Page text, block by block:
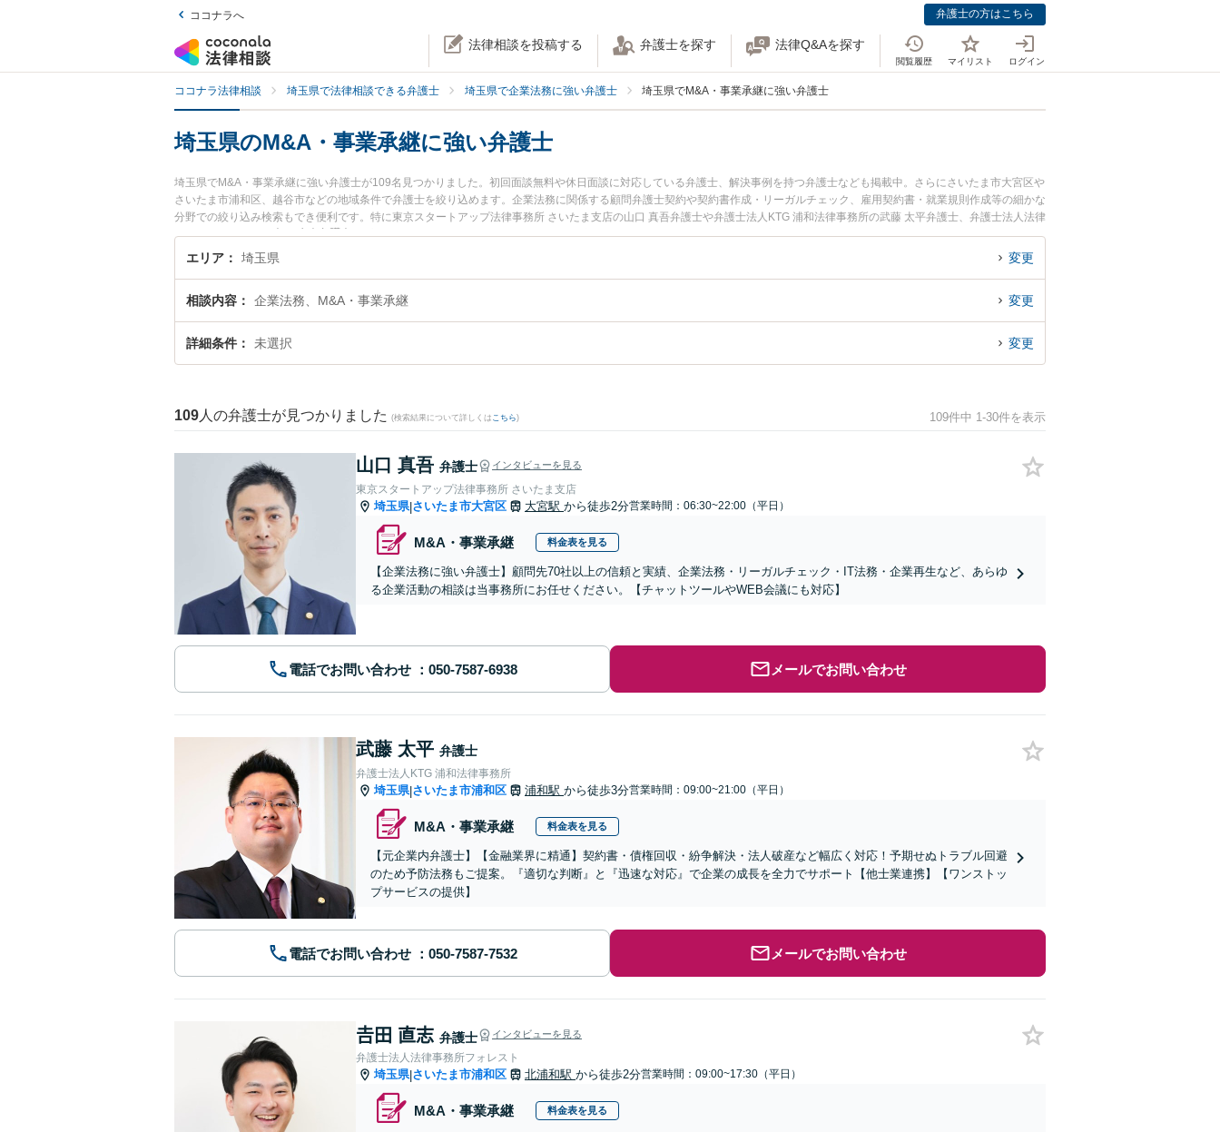
ココナラへ 弁護士の方はこちら
法律相談を投稿する 弁護士を探す 法律Q&Aを探す
閲覧履歴 マイリスト ログイン
ココナラ法律相談 埼玉県で法律相談できる弁護士 埼玉県で企業法務に強い弁護士 埼玉県でM&A・事業承継に強い弁護士
埼玉県のM&A・事業承継に強い弁護士
埼玉県でM&A・事業承継に強い弁護士が109名見つかりました。初回面談無料や休日面談に対応している弁護士、解決事例を持つ弁護士なども掲載中。さらにさいたま市大宮区や
さいたま市浦和区、越谷市などの地域条件で弁護士を絞り込めます。企業法務に関係する顧問弁護士契約や契約書作成・リーガルチェック、雇用契約書・就業規則作成等の細かな
分野での絞り込み検索もでき便利です。特に東京スタートアップ法律事務所 さいたま支店の山口 真吾弁護士や弁護士法人KTG 浦和法律事務所の武藤 太平弁護士、弁護士法人法律
事務所フォレストの𠮷田 直志弁護士のプロフィール情報や弁護士費用、強みなどが注目されています。『埼玉県で土日や夜間に発生したM&A・事業承継のトラブルを今すぐに弁
護士に相談したい』『M&A・事業承継のトラブル解決の実績豊富な近くの弁護士を検索したい』『初回相談無料でM&A・事業承継を法律相談できる埼玉県内の弁護士に相談予約
エリア 埼玉県 変更
相談内容 企業法務、M&A・事業承継 変更
詳細条件 未選択 変更
109 人の弁護士が見つかりました (検索結果について詳しくは こちら) 109件中 1-30件を表示
山口 真吾 弁護士 インタビューを見る
東京スタートアップ法律事務所 さいたま支店
埼玉県|さいたま市大宮区 大宮駅 から徒歩2分営業時間：06:30~22:00（平日）
M&A・事業承継 料金表を見る
【企業法務に強い弁護士】顧問先70社以上の信頼と実績、企業法務・リーガルチェック・IT法務・企業再生など、あらゆ
る企業活動の相談は当事務所にお任せください。【チャットツールやWEB会議にも対応】
電話でお問い合わせ メールでお問い合わせ
武藤 太平 弁護士
弁護士法人KTG 浦和法律事務所
埼玉県|さいたま市浦和区 浦和駅 から徒歩3分営業時間：09:00~21:00（平日）
M&A・事業承継 料金表を見る
【元企業内弁護士】【金融業界に精通】契約書・債権回収・紛争解決・法人破産など幅広く対応！予期せぬトラブル回避
のため予防法務もご提案。『適切な判断』と『迅速な対応』で企業の成長を全力でサポート【他士業連携】【ワンストッ
プサービスの提供】
電話でお問い合わせ メールでお問い合わせ
𠮷田 直志 弁護士 インタビューを見る
弁護士法人法律事務所フォレスト
埼玉県|さいたま市浦和区 北浦和駅 から徒歩2分営業時間：09:00~17:30（平日）
M&A・事業承継 料金表を見る